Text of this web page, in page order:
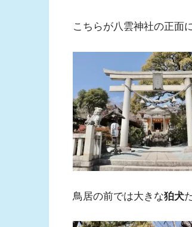
こちらが八雲神社の正面
鳥居の前では大きな狛犬